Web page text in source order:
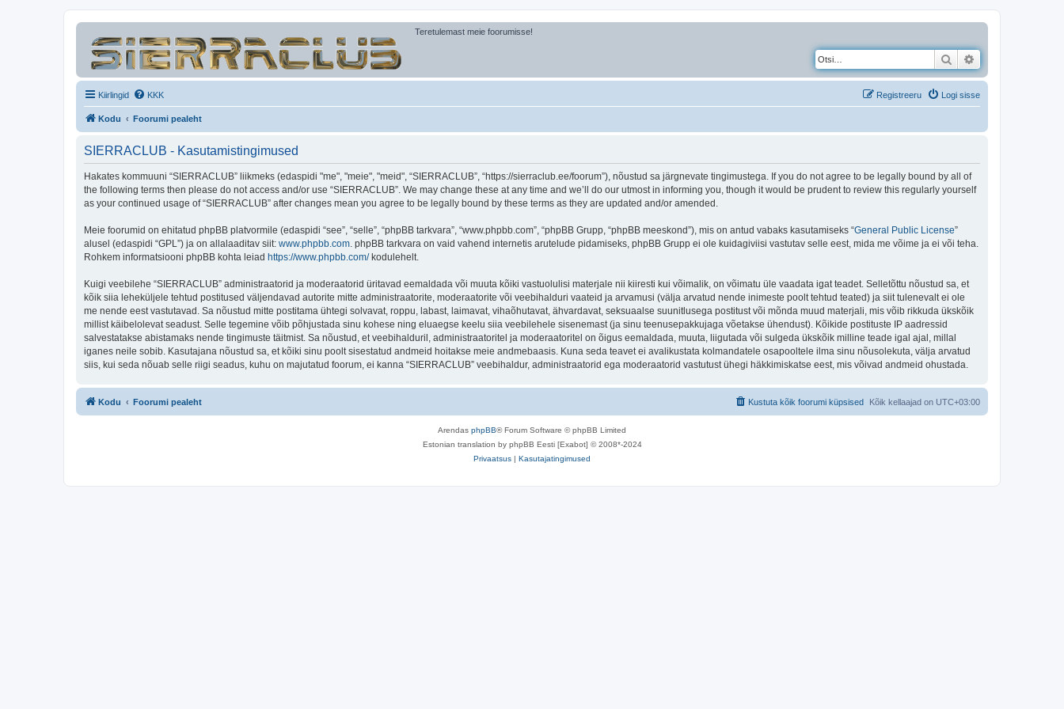
Teretulemast meie foorumisse!
Otsi
Kiirlingid KKK Logi sisse
Registreeru
Kodu Foorumi pealeht
SIERRACLUB - Kasutamistingimused
Hakates kommuuni “SIERRACLUB” liikmeks (edaspidi "me", "meie", "meid", “SIERRACLUB”, “https://sierraclub.ee/foorum”), nõustud sa järgnevate tingimustega. If you do not agree to be legally bound by all of
the following terms then please do not access and/or use “SIERRACLUB”. We may change these at any time and we’ll do our utmost in informing you, though it would be prudent to review this regularly yourself
as your continued usage of “SIERRACLUB” after changes mean you agree to be legally bound by these terms as they are updated and/or amended.
Meie foorumid on ehitatud phpBB platvormile (edaspidi “see”, “selle”, “phpBB tarkvara”, “www.phpbb.com”, “phpBB Grupp, “phpBB meeskond”), mis on antud vabaks kasutamiseks “General Public License”
alusel (edaspidi “GPL”) ja on allalaaditav siit: www.phpbb.com. phpBB tarkvara on vaid vahend internetis arutelude pidamiseks, phpBB Grupp ei ole kuidagiviisi vastutav selle eest, mida me võime ja ei või teha.
Rohkem informatsiooni phpBB kohta leiad https://www.phpbb.com/kodulehelt.
Kuigi veebilehe “SIERRACLUB” administraatorid ja moderaatorid üritavad eemaldada või muuta kõiki vastuolulisi materjale nii kiiresti kui võimalik, on võimatu üle vaadata igat teadet. Selletõttu nõustud sa, et
kõik siia leheküljele tehtud postitused väljendavad autorite mitte administraatorite, moderaatorite või veebihalduri vaateid ja arvamusi (välja arvatud nende inimeste poolt tehtud teated) ja siit tulenevalt ei ole
me nende eest vastutavad. Sa nõustud mitte postitama ühtegi solvavat, roppu, labast, laimavat, vihaõhutavat, ähvardavat, seksuaalse suunitlusega postitust või mõnda muud materjali, mis võib rikkuda ükskõik
millist käibelolevat seadust. Selle tegemine võib põhjustada sinu kohese ning eluaegse keelu siia veebilehele sisenemast (ja sinu teenusepakkujaga võetakse ühendust). Kõikide postituste IP aadressid
salvestatakse abistamaks nende tingimuste täitmist. Sa nõustud, et veebihalduril, administraatoritel ja moderaatoritel on õigus eemaldada, muuta, liigutada või sulgeda ükskõik milline teade igal ajal, millal
iganes neile sobib. Kasutajana nõustud sa, et kõiki sinu poolt sisestatud andmeid hoitakse meie andmebaasis. Kuna seda teavet ei avalikustata kolmandatele osapooltele ilma sinu nõusolekuta, välja arvatud
siis, kui seda nõuab selle riigi seadus, kuhu on majutatud foorum, ei kanna “SIERRACLUB” veebihaldur, administraatorid ega moderaatorid vastutust ühegi häkkimiskatse eest, mis võivad andmeid ohustada.
Kodu Foorumi pealeht Kõik kellaajad on UTC+03:00
Kustuta kõik foorumi küpsised
Arendas phpBB® Forum Software © phpBB Limited
Estonian translation by phpBB Eesti [Exabot] © 2008*-2024
Privaatsus | Kasutajatingimused